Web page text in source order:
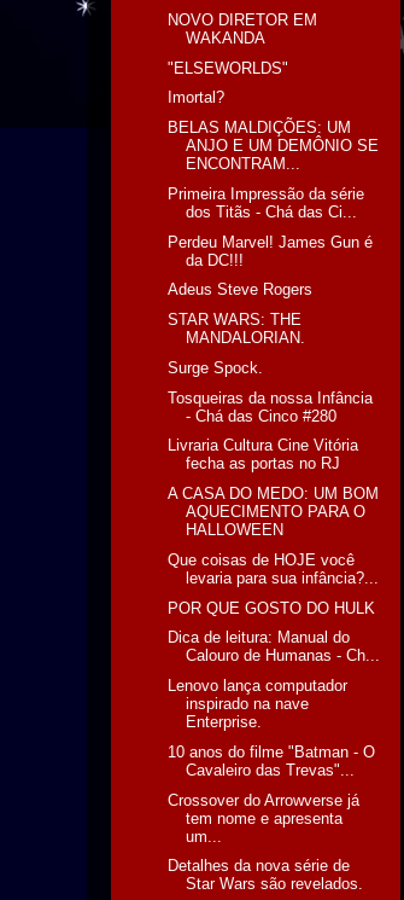
NOVO DIRETOR EM
WAKANDA
"ELSEWORLDS"
Imortal?
BELAS MALDIÇÕES: UM
ANJO E UM DEMÔNIO SE
ENCONTRAM...
Primeira Impressão da série
dos Titãs - Chá das Ci...
Perdeu Marvel! James Gun é
da DC!!!
Adeus Steve Rogers
STAR WARS: THE
MANDALORIAN.
Surge Spock.
Tosqueiras da nossa Infância
- Chá das Cinco #280
Livraria Cultura Cine Vitória
fecha as portas no RJ
A CASA DO MEDO: UM BOM
AQUECIMENTO PARA O
HALLOWEEN
Que coisas de HOJE você
levaria para sua infância?...
POR QUE GOSTO DO HULK
Dica de leitura: Manual do
Calouro de Humanas - Ch...
Lenovo lança computador
inspirado na nave
Enterprise.
10 anos do filme "Batman - O
Cavaleiro das Trevas"...
Crossover do Arrowverse já
tem nome e apresenta
um...
Detalhes da nova série de
Star Wars são revelados.